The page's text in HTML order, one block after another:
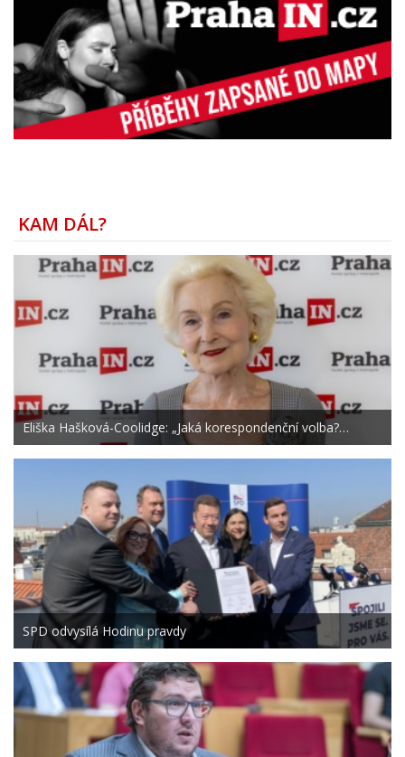
KAM DÁL?
Eliška Hašková-Coolidge: „Jaká korespondenční volba?…
SPD odvysílá Hodinu pravdy